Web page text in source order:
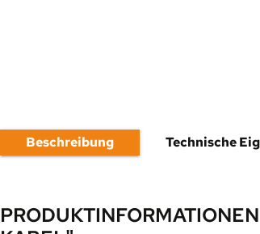
Beschreibung Technische